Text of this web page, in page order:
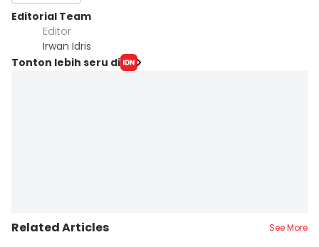
Editorial Team
Editor
Irwan Idris
Tonton lebih seru di
Related Articles See More